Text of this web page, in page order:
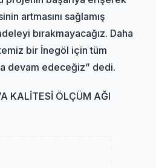
artmasını sağlamış
bırakmayacağız. Daha
bir İnegöl için tüm
devam edeceğiz” dedi.
KALİTESİ ÖLÇÜM AĞI